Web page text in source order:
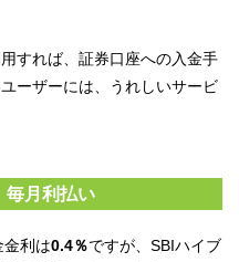
すれば、証券口座への入金手
ーザーには、うれしいサービ
毎月利払い
金利は0.4％ですが、SBIハイブ